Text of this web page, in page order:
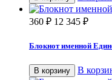
360 ₽ 12 345 ₽
Блокнот именной
В корзину В